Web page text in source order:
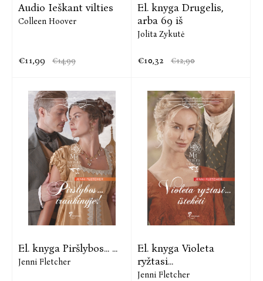
Audio Ieškant vilties
Colleen Hoover
€11,99 €14,99
El. knyga Drugelis,
arba 69 iš
Jolita Zykutė
€10,32 €12,90
El. knyga Piršlybos... ...
Jenni Fletcher
El. knyga Violeta
ryžtasi...
Jenni Fletcher